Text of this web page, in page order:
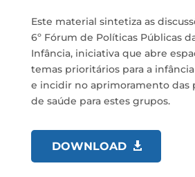
Este material sintetiza as
6º Fórum de Políticas Públicas
Infância, iniciativa que abre
temas prioritários para a
e incidir no aprimoramento das
de saúde para estes grupos.
DOWNLOAD